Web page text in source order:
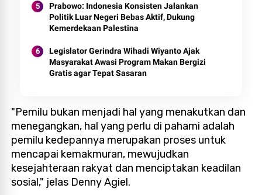
Prabowo: Indonesia Konsisten Jalankan
Politik Luar Negeri Bebas Aktif, Dukung
Kemerdekaan Palestina
Legislator Gerindra Wihadi Wiyanto Ajak
Masyarakat Awasi Program Makan Bergizi
Gratis agar Tepat Sasaran
"Pemilu bukan menjadi hal yang menakutkan dan
menegangkan, hal yang perlu di pahami adalah
pemilu kedepannya merupakan proses untuk
mencapai kemakmuran, mewujudkan
kesejahteraan rakyat dan menciptakan keadilan
sosial," jelas Denny Agiel.